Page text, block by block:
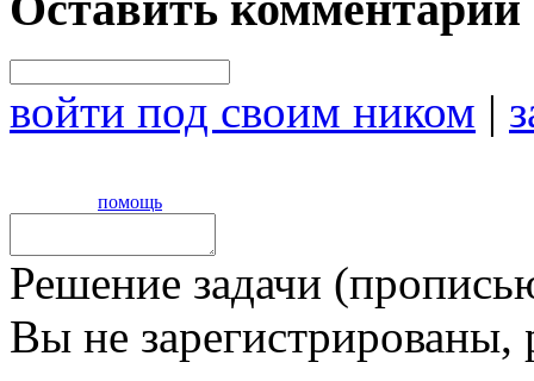
войти под своим ником |
помощь
Решение задачи
Вы не